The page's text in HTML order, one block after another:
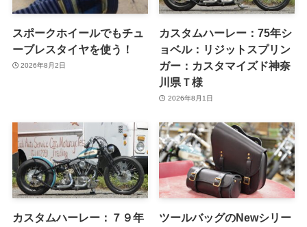
スポークホイールでもチュ
ーブレスタイヤを使う！
2026年8月2日
カスタムハーレー：75年シ
ョベル：リジットスプリン
ガー：カスタマイズド神奈
川県Ｔ様
2026年8月1日
カスタムハーレー：７９年
ツールバッグのNewシリー